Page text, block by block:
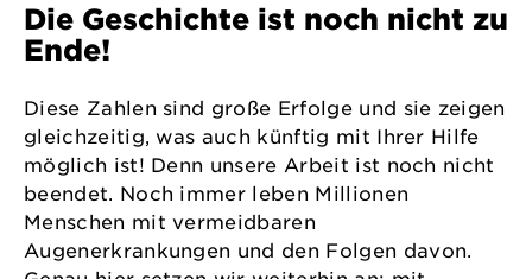
Die Geschichte ist noch nicht zu
Ende!
Diese Zahlen sind große Erfolge und sie zeigen
gleichzeitig, was auch künftig mit Ihrer Hilfe
möglich ist! Denn unsere Arbeit ist noch nicht
beendet. Noch immer leben Millionen
Menschen mit vermeidbaren
Augenerkrankungen und den Folgen davon.